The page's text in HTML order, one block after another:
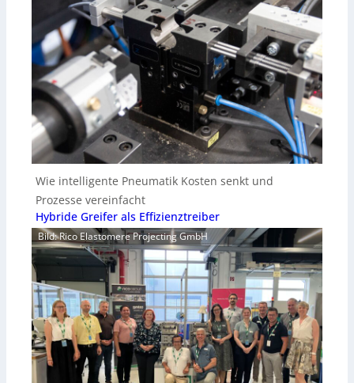
Wie intelligente Pneumatik Kosten senkt und
Prozesse vereinfacht
Hybride Greifer als Effizienztreiber
Bild: Rico Elastomere Projecting GmbH